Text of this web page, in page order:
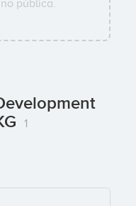
pública.
1